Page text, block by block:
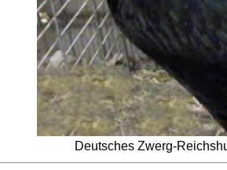
Deutsches Zwerg-